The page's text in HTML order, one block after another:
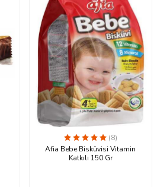
(8)
Afia Bebe Bisküvisi Vitamin
Katkılı 150 Gr